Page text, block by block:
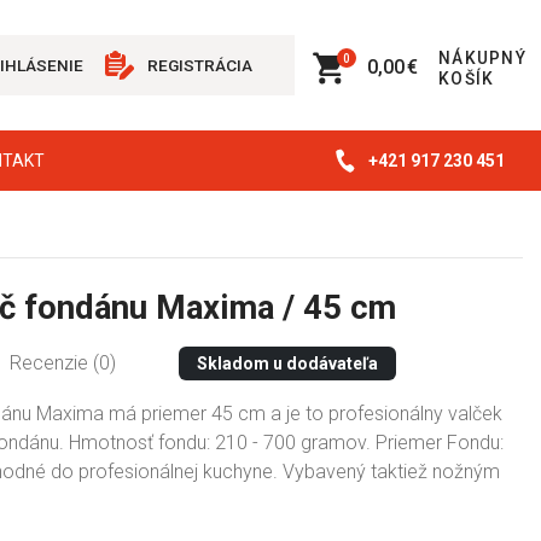
REGISTRÁCIA 0,00 €
NÁKUPNÝ
KOŠÍK
0
+421 917 230 451
fondánu Maxima / 45 cm
Recenzie (0) Skladom u dodávateľa
Maxima má priemer 45 cm a je to profesionálny valček
Hmotnosť fondu: 210 - 700 gramov. Priemer Fondu:
do profesionálnej kuchyne. Vybavený taktiež nožným